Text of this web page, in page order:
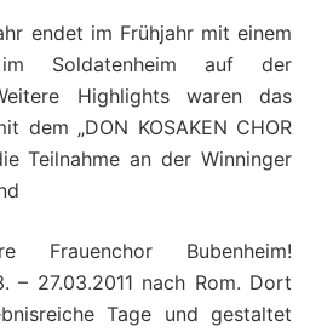
endet im Frühjahr mit einem
im Soldatenheim auf der
Highlights waren das
dem „DON KOSAKEN CHOR
Teilnahme an der Winninger
Frauenchor Bubenheim!
– 27.03.2011 nach Rom. Dort
Tage und gestaltet